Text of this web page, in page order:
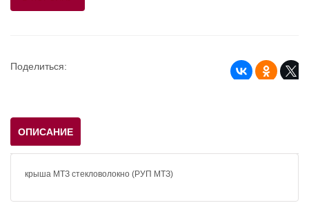
Поделиться:
ОПИСАНИЕ
крыша МТЗ стекловолокно (РУП МТЗ)